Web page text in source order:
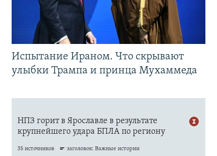
Испытание Ираном. Что скрывают
улыбки Трампа и принца Мухаммеда